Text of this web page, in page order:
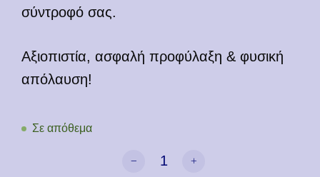
σύντροφό σας.
Αξιοπιστία, ασφαλή προφύλαξη & φυσική
απόλαυση!
Σε απόθεμα
I Fuck On The First Date ποσότητα